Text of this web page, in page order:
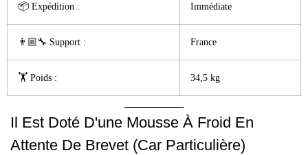
📦 Expédition : Immédiate
👨🏼‍🔧 Support : France
🏋️ Poids : 34,5 kg
Il Est Doté D'une Mousse À Froid En
Attente De Brevet (car Particulière)